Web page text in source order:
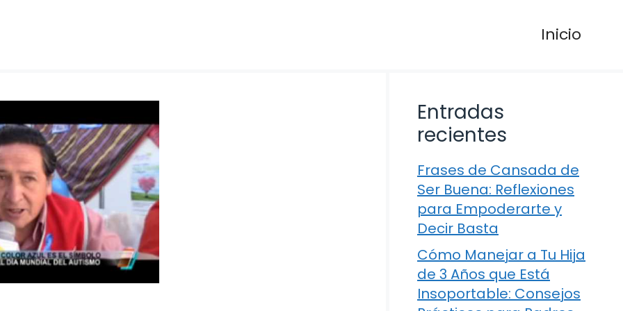
Inicio
Entradas
recientes
Frases de Cansada de
Ser Buena: Reflexiones
para Empoderarte y
Decir Basta
Cómo Manejar a Tu Hija
de 3 Años que Está
Insoportable: Consejos